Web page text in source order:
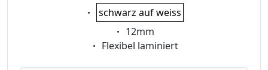
Eigenschaft:
schwarz auf weiss
Eigenschaft:
12mm
Eigenschaft:
Flexibel laminiert